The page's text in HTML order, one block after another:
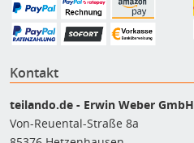
Kontakt
teilando.de - Erwin Weber GmbH
Von-Reuental-Straße 8a